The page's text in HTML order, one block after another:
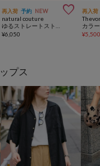
再入荷 予約 NEW 
natural couture
¥6,050
再入荷
¥
プス